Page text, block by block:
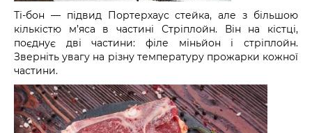
Ті-бон — підвид Портерхаус стейка, але з більшою
кількістю м’яса в частині Стріплойн. Він на кістці,
поєднує дві частини: філе міньйон і стріплойн.
Зверніть увагу на різну температуру прожарки кожної
частини.